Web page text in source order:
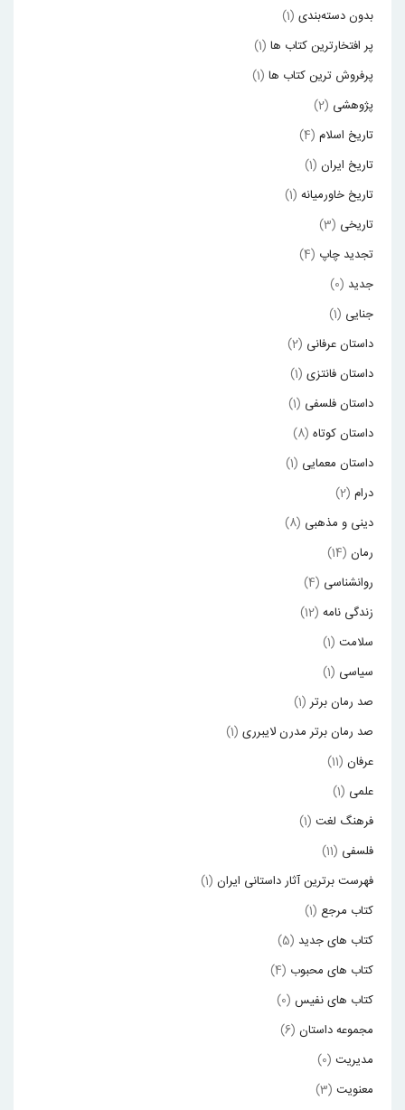
بدون دسته‌بندی (1)
پر افتخارترین کتاب ها (1)
پرفروش ترین کتاب ها (1)
پژوهشی (2)
تاریخ اسلام (4)
تاریخ ایران (1)
تاریخ خاورمیانه (1)
تاریخی (3)
تجدید چاپ (4)
جدید (0)
جنایی (1)
داستان عرفانی (2)
داستان فانتزی (1)
داستان فلسفی (1)
داستان کوتاه (8)
داستان معمایی (1)
درام (2)
دینی و مذهبی (8)
رمان (14)
روانشناسی (4)
زندگی نامه (12)
سلامت (1)
سیاسی (1)
صد رمان برتر (1)
صد رمان برتر مدرن لایبرری (1)
عرفان (11)
علمی (1)
فرهنگ لغت (1)
فلسفی (11)
فهرست برترین آثار داستانی ایران (1)
کتاب مرجع (1)
کتاب های جدید (5)
کتاب های محبوب (4)
کتاب های نفیس (0)
مجموعه داستان (6)
مدیریت (0)
معنویت (3)